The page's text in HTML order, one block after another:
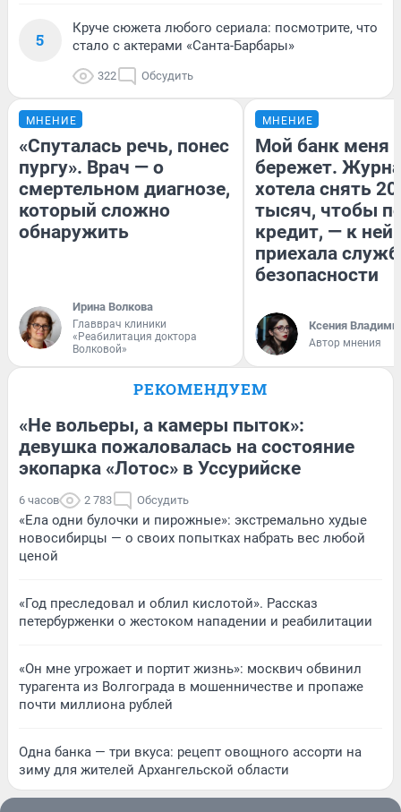
5
Круче сюжета любого сериала: посмотрите, что
стало с актерами «Санта-Барбары»
322 Обсудить
МНЕНИЕ
«Спуталась речь, понес
пургу». Врач — о
смертельном диагнозе,
который сложно
обнаружить
Ирина Волкова
Главврач клиники
«Реабилитация доктора
Волковой»
МНЕНИЕ
Мой банк меня
бережет.
хотела снять
тысяч, чтобы
кредит, — к
приехала
безопасности
Ксения
Автор мнения
РЕКОМЕНДУЕМ
«Не вольеры, а камеры пыток»:
девушка пожаловалась на состояние
экопарка «Лотос» в Уссурийске
6 часов 2 783 Обсудить
«Ела одни булочки и пирожные»: экстремально худые
новосибирцы — о своих попытках набрать вес любой
ценой
«Год преследовал и облил кислотой». Рассказ
петербурженки о жестоком нападении и реабилитации
«Он мне угрожает и портит жизнь»: москвич обвинил
турагента из Волгограда в мошенничестве и пропаже
почти миллиона рублей
Одна банка — три вкуса: рецепт овощного ассорти на
зиму для жителей Архангельской области